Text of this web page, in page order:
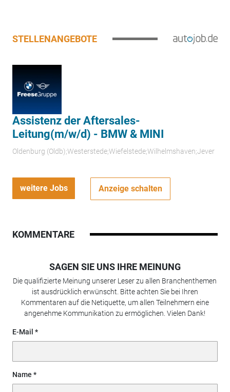
STELLENANGEBOTE
Assistenz der Aftersales-
Leitung(m/w/d) - BMW & MINI
Oldenburg (Oldb);Westerstede;Wiefelstede;Wilhelmshaven;Jever
weitere Jobs Anzeige schalten
KOMMENTARE
SAGEN SIE UNS IHRE MEINUNG
Die qualifizierte Meinung unserer Leser zu allen Branchenthemen
ist ausdrücklich erwünscht. Bitte achten Sie bei Ihren
Kommentaren auf die Netiquette, um allen Teilnehmern eine
angenehme Kommunikation zu ermöglichen. Vielen Dank!
E-Mail
Name